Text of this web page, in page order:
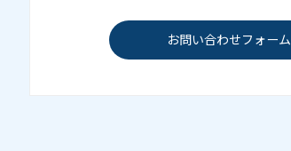
お問い合わせフォーム